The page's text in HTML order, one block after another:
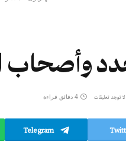
لا توجد تعليقات 4 دقائق قراءة
Telegram